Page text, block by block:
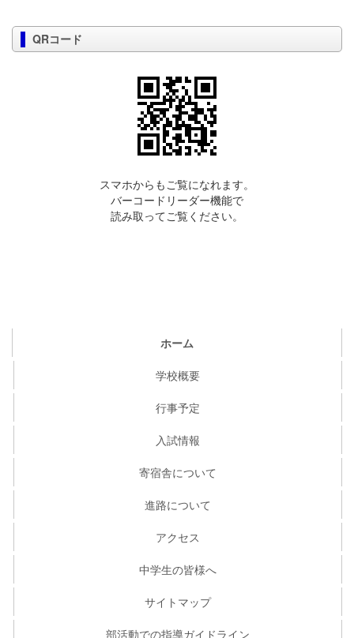
QRコード
スマホからもご覧になれます。
バーコードリーダー機能で
読み取ってご覧ください。
ホーム
学校概要
行事予定
入試情報
寄宿舎について
進路について
アクセス
中学生の皆様へ
サイトマップ
部活動での指導ガイドライン